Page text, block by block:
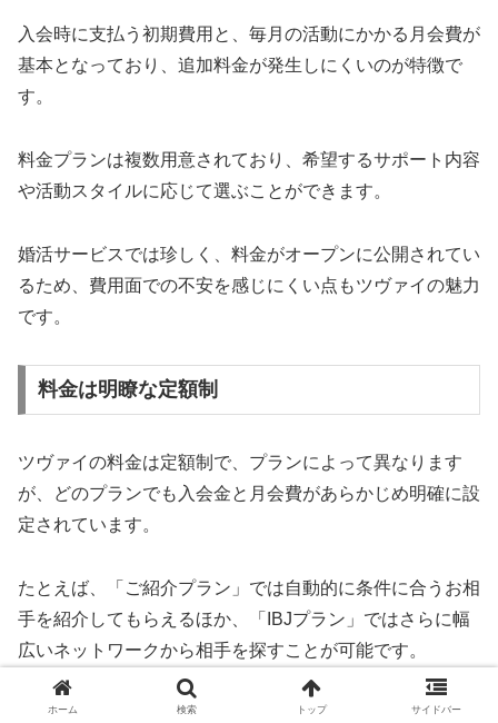
入会時に支払う初期費用と、毎月の活動にかかる月会費が
基本となっており、追加料金が発生しにくいのが特徴で
す。
料金プランは複数用意されており、希望するサポート内容
や活動スタイルに応じて選ぶことができます。
婚活サービスでは珍しく、料金がオープンに公開されてい
るため、費用面での不安を感じにくい点もツヴァイの魅力
です。
料金は明瞭な定額制
ツヴァイの料金は定額制で、プランによって異なります
が、どのプランでも入会金と月会費があらかじめ明確に設
定されています。
たとえば、「ご紹介プラン」では自動的に条件に合うお相
手を紹介してもらえるほか、「IBJプラン」ではさらに幅
広いネットワークから相手を探すことが可能です。
どのプランも追加の手数料やマッチング料などが発生しに
ホーム 検索 トップ サイドバー